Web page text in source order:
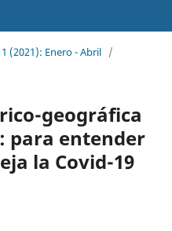
(2021): Enero - Abril /
geográfica
para entender
la Covid-19